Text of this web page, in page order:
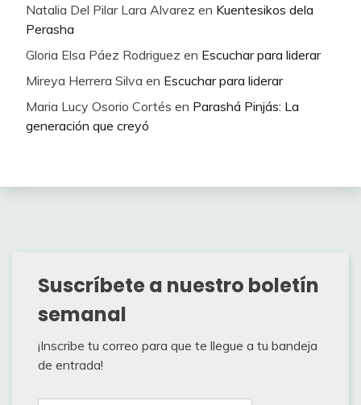
Natalia Del Pilar Lara Alvarez en Kuentesikos dela
Perasha
Gloria Elsa Páez Rodriguez en Escuchar para liderar
Mireya Herrera Silva en Escuchar para liderar
Maria Lucy Osorio Cortés en Parashá Pinjás: La
generación que creyó
Suscríbete a nuestro boletín
semanal
¡Inscribe tu correo para que te llegue a tu bandeja
de entrada!